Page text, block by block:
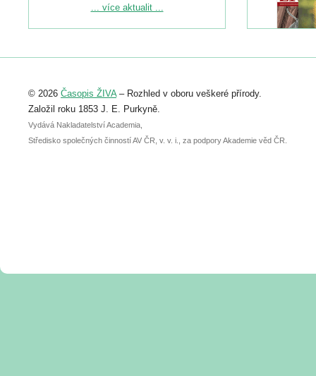
Podrobnější informace ke konferenci
Registrovat se můžete do 6. září.
abstraktu přihlášené přednášky nebo
posteru je už 30. června.
... více aktualit ...
© 2026 Časopis ŽIVA– Rozhled v oboru veškeré přírody.
Založil roku 1853 J. E. Purkyně.
Vydává Nakladatelství Academia,
Středisko společných činností AV ČR, v. v. i., za podpory Akademie věd ČR.